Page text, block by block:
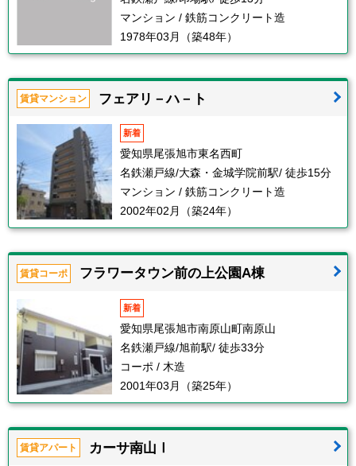
マンション / 鉄筋コンクリート造
1978年03月（築48年）
賃貸マンション フェアリ－ハ－ト
新着
愛知県尾張旭市東名西町
名鉄瀬戸線/大森・金城学院前駅/ 徒歩15分
マンション / 鉄筋コンクリート造
2002年02月（築24年）
賃貸コーポ フラワータウン前の上公園A棟
新着
愛知県尾張旭市南原山町南原山
名鉄瀬戸線/旭前駅/ 徒歩33分
コーポ / 木造
2001年03月（築25年）
賃貸アパート カーサ南山Ⅰ